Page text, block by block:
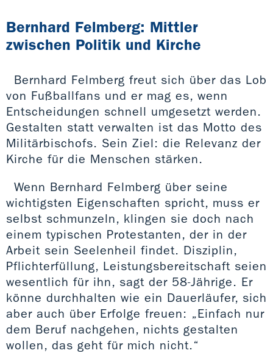
Bernhard Felmberg: Mittler
zwischen Politik und Kirche
Bernhard Felmberg freut sich über das Lob
von Fußballfans und er mag es, wenn
Entscheidungen schnell umgesetzt werden.
Gestalten statt verwalten ist das Motto des
Militärbischofs. Sein Ziel: die Relevanz der
Kirche für die Menschen stärken.
Wenn Bernhard Felmberg über seine
wichtigsten Eigenschaften spricht, muss er
selbst schmunzeln, klingen sie doch nach
einem typischen Protestanten, der in der
Arbeit sein Seelenheil findet. Disziplin,
Pflichterfüllung, Leistungsbereitschaft seien
wesentlich für ihn, sagt der 58-Jährige. Er
könne durchhalten wie ein Dauerläufer, sich
aber auch über Erfolge freuen: „Einfach nur
dem Beruf nachgehen, nichts gestalten
wollen, das geht für mich nicht.“